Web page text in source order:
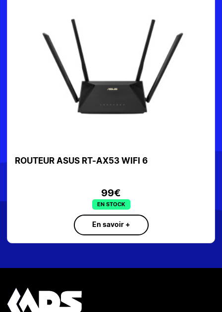
ROUTEUR ASUS RT-AX53 WIFI 6
99€
EN STOCK
En savoir +